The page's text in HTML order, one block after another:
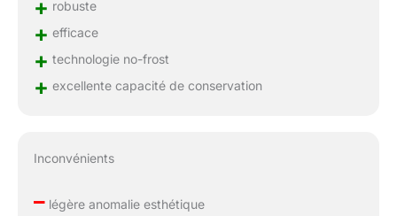
+ robuste
+ efficace
+ technologie no-frost
+ excellente capacité de conservation
Inconvénients
–légère anomalie esthétique